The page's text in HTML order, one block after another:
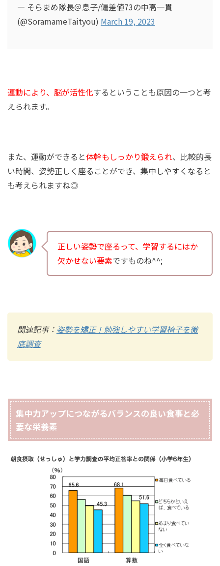
— そらまめ隊長＠息子/偏差値73の中高一貫
(@SoramameTaityou) March 19, 2023
運動により、脳が活性化するということも原因の一つと考
えられます。
また、運動ができると体幹もしっかり鍛えられ、比較的長
い時間、姿勢正しく座ることができ、集中しやすくなると
も考えられますね◎
正しい姿勢で座るって、学習するにはか
欠かせない要素ですものね^^;
関連記事： 姿勢を矯正！勉強しやすい学習椅子を徹
底調査
集中力アップにつながるバランスの良い食事と必
要な栄養素